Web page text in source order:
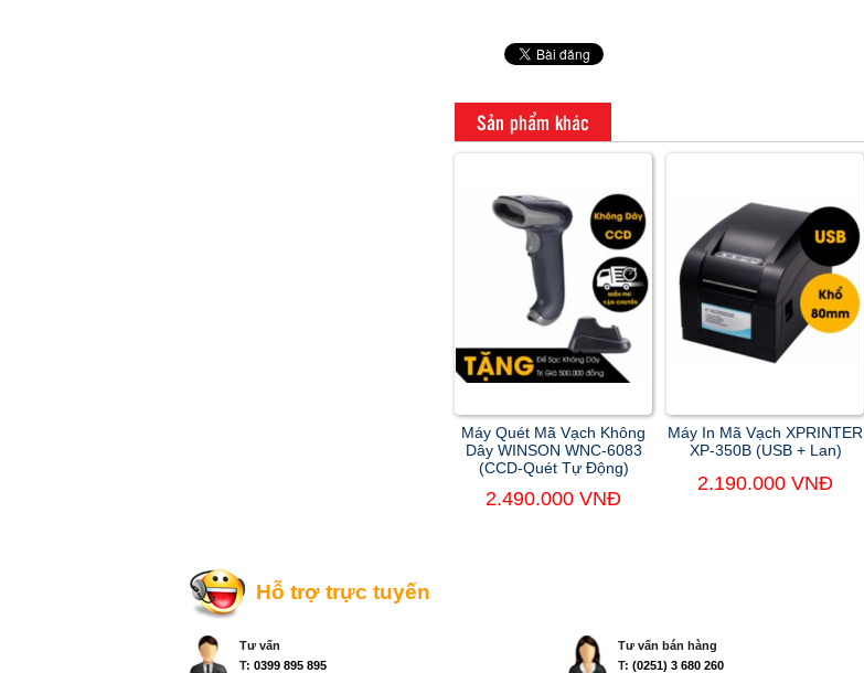
Sản phẩm khác
Máy Quét Mã Vạch Không
Dây WINSON WNC-6083
(CCD-Quét Tự Động)
2.490.000 VNĐ
Máy In Mã Vạch XPRINTER
XP-350B (USB + Lan)
2.190.000 VNĐ
Hỗ trợ trực tuyến
Tư vấn
T: 0399 895 895
Tư vấn bán hàng
T: (0251) 3 680 260